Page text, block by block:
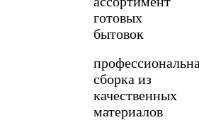
готовых
бытовок
сборка из
качественных
материалов